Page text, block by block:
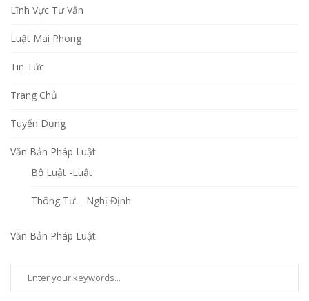
Lĩnh Vực Tư Vấn
Luật Mai Phong
Tin Tức
Trang Chủ
Tuyển Dụng
Văn Bản Pháp Luật
Bộ Luật -Luật
Thông Tư – Nghị Định
Văn Bản Pháp Luật